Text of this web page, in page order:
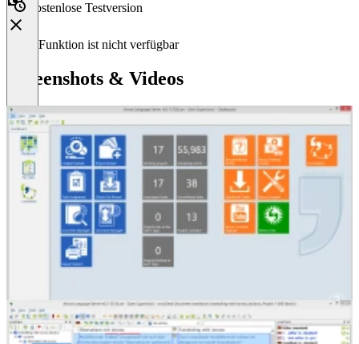
Kostenlose Testversion
Diese Funktion ist nicht verfügbar
Screenshots & Videos